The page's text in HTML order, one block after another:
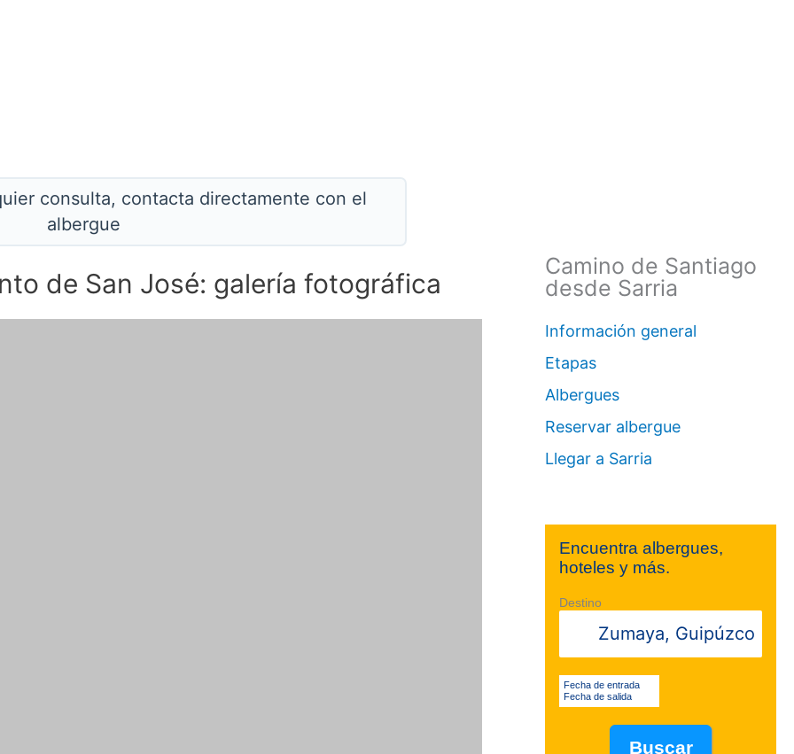
consulta, contacta directamente con el
albergue
de San José: galería fotográfica
Camino de Santiago
desde Sarria
Información general
Etapas
Albergues
Reservar albergue
Llegar a Sarria
Encuentra albergues,
hoteles y más.
Destino
Fecha de entrada
Fecha de salida